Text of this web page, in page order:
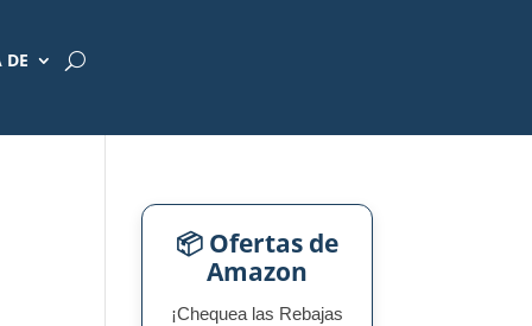
DE
📦 Ofertas de
Amazon
¡Chequea las Rebajas